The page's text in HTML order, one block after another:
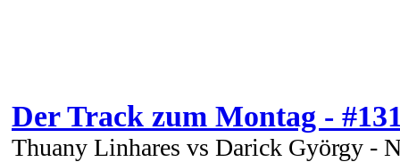
Der Track zum Montag -
Thuany Linhares vs Darick György -